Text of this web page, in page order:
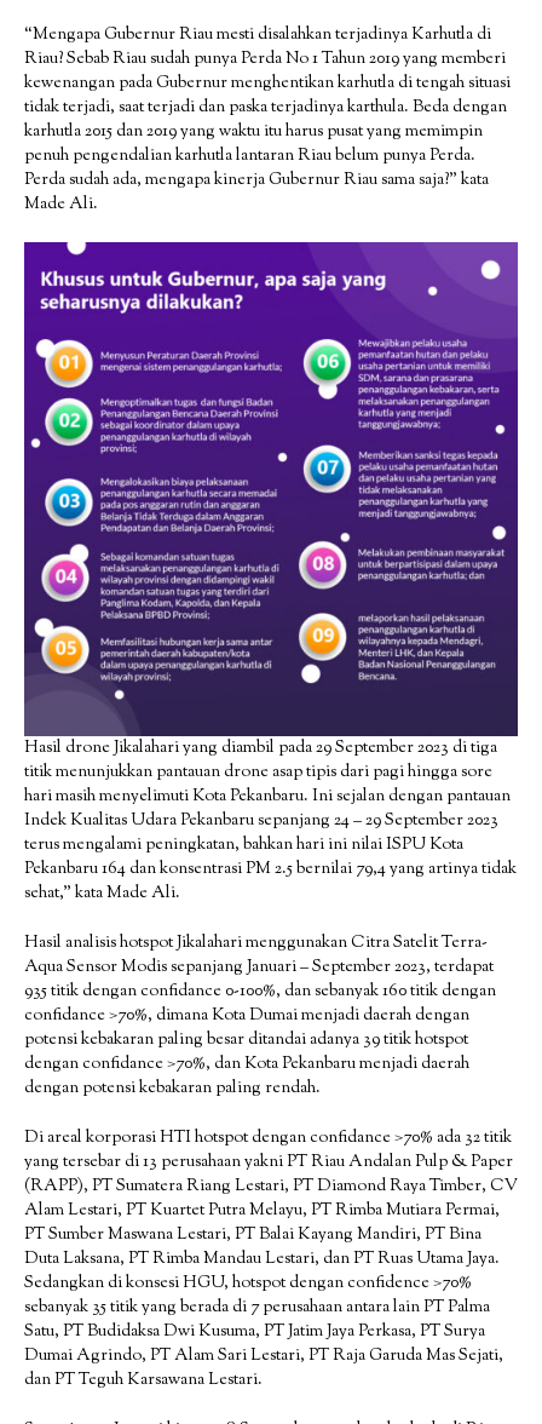
“Mengapa Gubernur Riau mesti disalahkan terjadinya Karhutla di
Riau? Sebab Riau sudah punya Perda No 1 Tahun 2019 yang memberi
kewenangan pada Gubernur menghentikan karhutla di tengah situasi
tidak terjadi, saat terjadi dan paska terjadinya karthula. Beda dengan
karhutla 2015 dan 2019 yang waktu itu harus pusat yang memimpin
penuh pengendalian karhutla lantaran Riau belum punya Perda.
Perda sudah ada, mengapa kinerja Gubernur Riau sama saja?” kata
Made Ali.
Hasil drone Jikalahari yang diambil pada 29 September 2023 di tiga
titik menunjukkan pantauan drone asap tipis dari pagi hingga sore
hari masih menyelimuti Kota Pekanbaru. Ini sejalan dengan pantauan
Indek Kualitas Udara Pekanbaru sepanjang 24 – 29 September 2023
terus mengalami peningkatan, bahkan hari ini nilai ISPU Kota
Pekanbaru 164 dan konsentrasi PM 2.5 bernilai 79,4 yang artinya tidak
sehat,” kata Made Ali.
Hasil analisis hotspot Jikalahari menggunakan Citra Satelit Terra-
Aqua Sensor Modis sepanjang Januari – September 2023, terdapat
935 titik dengan confidance 0-100%, dan sebanyak 160 titik dengan
confidance >70%, dimana Kota Dumai menjadi daerah dengan
potensi kebakaran paling besar ditandai adanya 39 titik hotspot
dengan confidance >70%, dan Kota Pekanbaru menjadi daerah
dengan potensi kebakaran paling rendah.
Di areal korporasi HTI hotspot dengan confidance >70% ada 32 titik
yang tersebar di 13 perusahaan yakni PT Riau Andalan Pulp & Paper
(RAPP), PT Sumatera Riang Lestari, PT Diamond Raya Timber, CV
Alam Lestari, PT Kuartet Putra Melayu, PT Rimba Mutiara Permai,
PT Sumber Maswana Lestari, PT Balai Kayang Mandiri, PT Bina
Duta Laksana, PT Rimba Mandau Lestari, dan PT Ruas Utama Jaya.
Sedangkan di konsesi HGU, hotspot dengan confidence >70%
sebanyak 35 titik yang berada di 7 perusahaan antara lain PT Palma
Satu, PT Budidaksa Dwi Kusuma, PT Jatim Jaya Perkasa, PT Surya
Dumai Agrindo, PT Alam Sari Lestari, PT Raja Garuda Mas Sejati,
dan PT Teguh Karsawana Lestari.